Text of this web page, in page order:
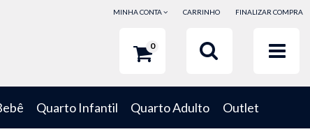
MINHA CONTA CARRINHO FINALIZAR COMPRA
0
Quarto Infantil Quarto Adulto Outlet